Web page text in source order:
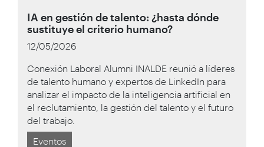
IA en gestión de talento: ¿hasta dónde
sustituye el criterio humano?
12/05/2026
Conexión Laboral Alumni INALDE reunió a líderes
de talento humano y expertos de LinkedIn para
analizar el impacto de la inteligencia artificial en
el reclutamiento, la gestión del talento y el futuro
del trabajo.
Eventos